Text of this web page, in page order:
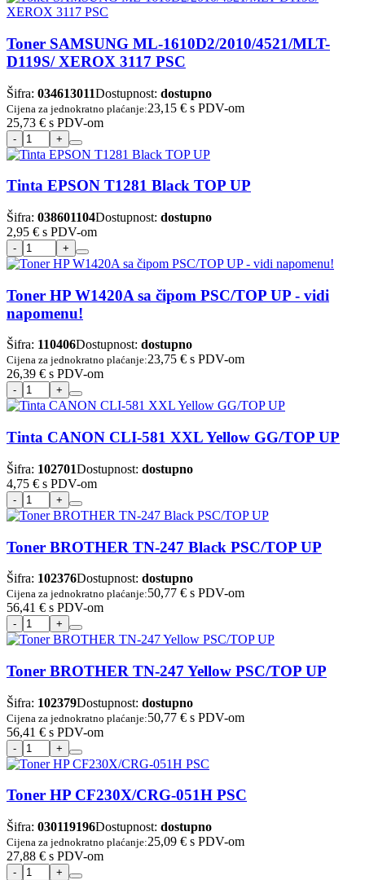
Toner SAMSUNG ML-1610D2/2010/4521/MLT-
D119S/ XEROX 3117 PSC
Šifra: 034613011Dostupnost: dostupno
Cijena za jednokratno plaćanje:23,15 € s PDV-om
25,73 € s PDV-om
Tinta EPSON T1281 Black TOP UP
Šifra: 038601104Dostupnost: dostupno
2,95 € s PDV-om
Toner HP W1420A sa čipom PSC/TOP UP - vidi
napomenu!
Šifra: 110406Dostupnost: dostupno
Cijena za jednokratno plaćanje:23,75 € s PDV-om
26,39 € s PDV-om
Tinta CANON CLI-581 XXL Yellow GG/TOP UP
Šifra: 102701Dostupnost: dostupno
4,75 € s PDV-om
Toner BROTHER TN-247 Black PSC/TOP UP
Šifra: 102376Dostupnost: dostupno
Cijena za jednokratno plaćanje:50,77 € s PDV-om
56,41 € s PDV-om
Toner BROTHER TN-247 Yellow PSC/TOP UP
Šifra: 102379Dostupnost: dostupno
Cijena za jednokratno plaćanje:50,77 € s PDV-om
56,41 € s PDV-om
Toner HP CF230X/CRG-051H PSC
Šifra: 030119196Dostupnost: dostupno
Cijena za jednokratno plaćanje:25,09 € s PDV-om
27,88 € s PDV-om